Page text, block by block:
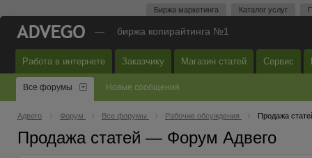
Биржа маркетинга Каталог услуг
— биржа копирайтинга №1
Работа в интернете Заказчику Магазин статей Сервис
Все форумы Новые сообщения
Адвего Форум Все форумы Рабочие обсуждения Продажа
Продажа статей — Форум Адвего